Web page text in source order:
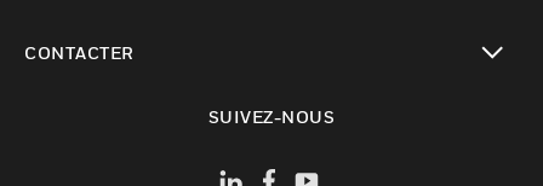
CONTACTER
SUIVEZ-NOUS